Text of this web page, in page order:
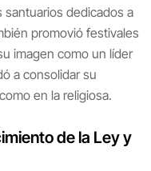
dedicados a
promovió festivales
imagen como un líder
a consolidar su
en la religiosa.
de la Ley y